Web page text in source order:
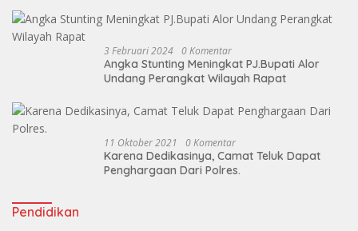
3 Februari 2024 0 Komentar
Angka Stunting Meningkat PJ.Bupati Alor
Undang Perangkat Wilayah Rapat
11 Oktober 2021 0 Komentar
Karena Dedikasinya, Camat Teluk Dapat
Penghargaan Dari Polres.
Pendidikan